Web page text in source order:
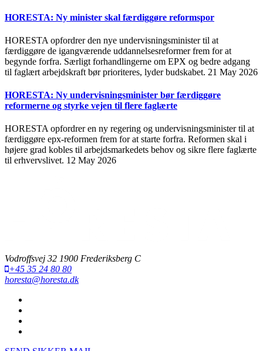
HORESTA: Ny minister skal færdiggøre reformspor
HORESTA opfordrer den nye undervisningsminister til at
færdiggøre de igangværende uddannelsesreformer frem for at
begynde forfra. Særligt forhandlingerne om EPX og bedre adgang
til faglært arbejdskraft bør prioriteres, lyder budskabet. 21 May 2026
HORESTA: Ny undervisningsminister bør færdiggøre
reformerne og styrke vejen til flere faglærte
HORESTA opfordrer en ny regering og undervisningsminister til at
færdiggøre epx-reformen frem for at starte forfra. Reformen skal i
højere grad kobles til arbejdsmarkedets behov og sikre flere faglærte
til erhvervslivet. 12 May 2026
Vodroffsvej 32 1900 Frederiksberg C
+45 35 24 80 80
horesta@horesta.dk